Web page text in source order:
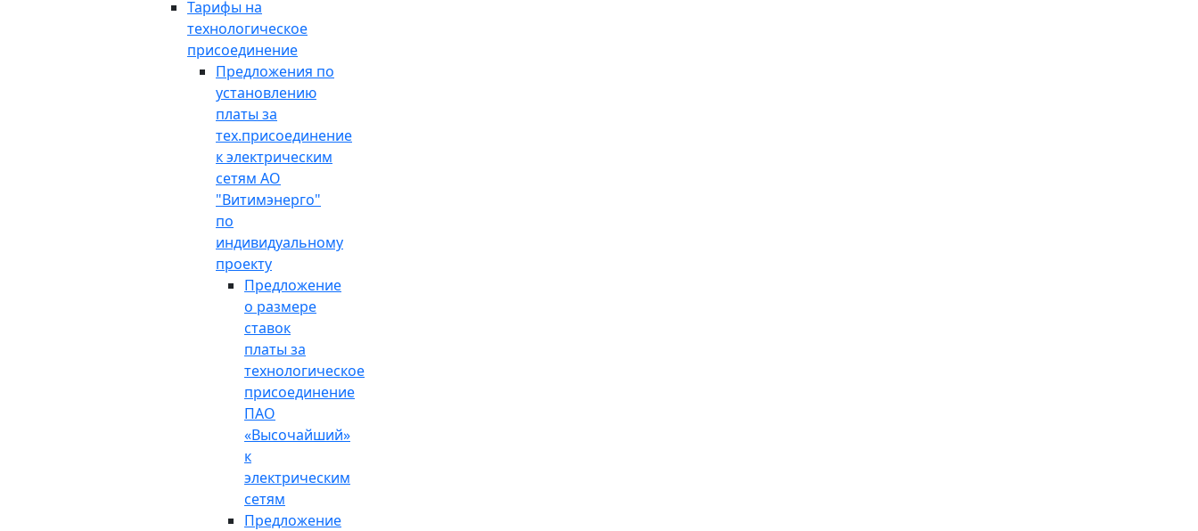
Тарифы на
технологическое
присоединение
Предложения по
установлению
платы за
тех.присоединение
к электрическим
сетям АО
"Витимэнерго"
по
индивидуальному
проекту
Предложение
о размере
ставок
платы за
технологическое
присоединение
ПАО
«Высочайший»
к
электрическим
сетям
Предложение